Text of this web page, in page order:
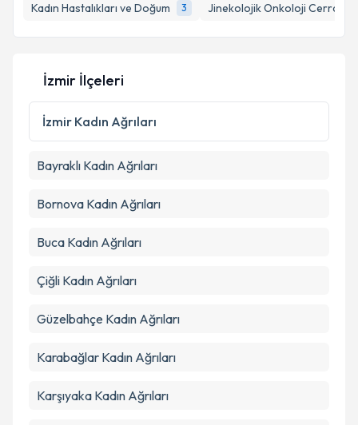
Kadın Hastalıkları ve Doğum
3 Jinekolojik Onkoloji Cerrahisi
İzmir İlçeleri
İzmir Kadın Ağrıları
Bayraklı Kadın Ağrıları
Bornova Kadın Ağrıları
Buca Kadın Ağrıları
Çiğli Kadın Ağrıları
Güzelbahçe Kadın Ağrıları
Karabağlar Kadın Ağrıları
Karşıyaka Kadın Ağrıları